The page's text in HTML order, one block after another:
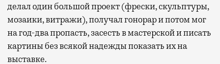
делал один большой проект (фрески, скульптуры,
мозаики, витражи), получал гонорар и потом мог
на год-два пропасть, засесть в мастерской и писать
картины без всякой надежды показать их на
выставке.